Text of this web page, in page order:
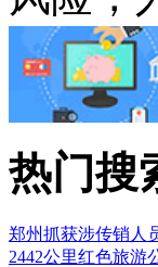
热门搜
郑州抓获涉传销人
2442公里红色旅游